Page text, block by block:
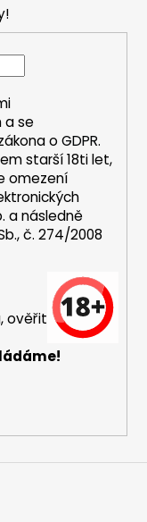
a se
oGDPR.
starší 18ti let,
omezení
a následně
č. 274/2008
ověřit